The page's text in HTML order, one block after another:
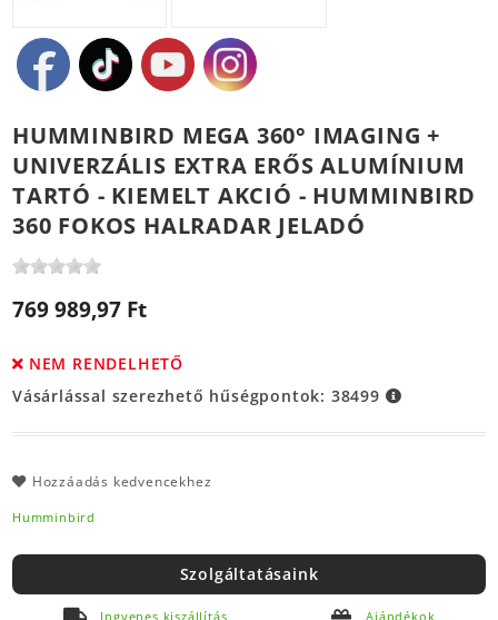
HUMMINBIRD MEGA 360° IMAGING +
UNIVERZÁLIS EXTRA ERŐS ALUMÍNIUM
TARTÓ - KIEMELT AKCIÓ - HUMMINBIRD
360 FOKOS HALRADAR JELADÓ
769 989,97 Ft
NEM RENDELHETŐ
Vásárlással szerezhető hűségpontok: 38499
Hozzáadás kedvencekhez
Humminbird
Szolgáltatásaink
Ingyenes kiszállítás Ajándékok